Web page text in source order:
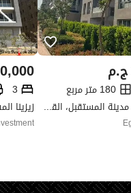
ج.م
180 متر مربع
زيزينا المستقبل، مدينة المستقبل، القاهرة
3